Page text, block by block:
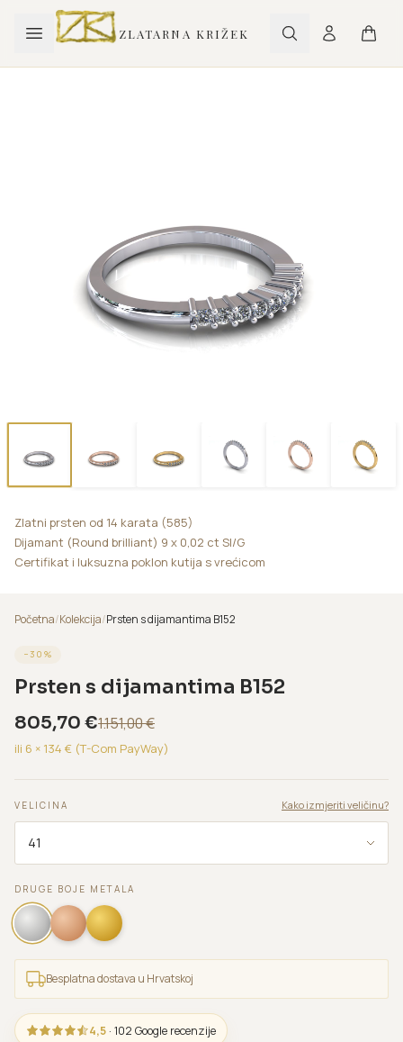
ZLATARNA KRIŽEK
Zlatni prsten od 14 karata (585)
Dijamant (Round brilliant) 9 x 0,02 ct SI/G
Certifikat i luksuzna poklon kutija s vrećicom
Početna/Kolekcija/Prsten s dijamantima B152
−30 %
Prsten s dijamantima B152
805,70 €1.151,00€
ili 6 × 134 € (T-Com PayWay)
VELICINA Kako izmjeriti veličinu?
DRUGE BOJE METALA
Besplatna dostava u Hrvatskoj
4,5 · 102 Google recenzije